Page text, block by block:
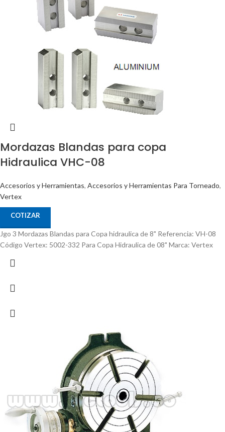
Mordazas Blandas para copa
Hidraulica VHC-08
Accesorios y Herramientas, Accesorios y Herramientas Para Torneado,
Vertex
COTIZAR
Jgo 3 Mordazas Blandas para Copa hidraulica de 8" Referencia: VH-08
Código Vertex: 5002-332 Para Copa Hidraulica de 08" Marca: Vertex